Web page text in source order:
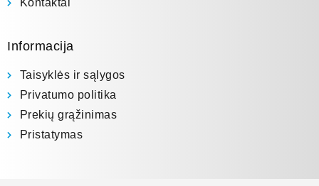
Informacija
Taisyklės ir sąlygos
Privatumo politika
Prekių grąžinimas
Pristatymas